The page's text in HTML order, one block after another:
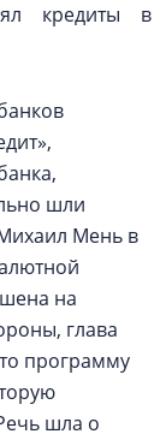
кредиты в
шли
Мень в
на
глава
программу
шла о